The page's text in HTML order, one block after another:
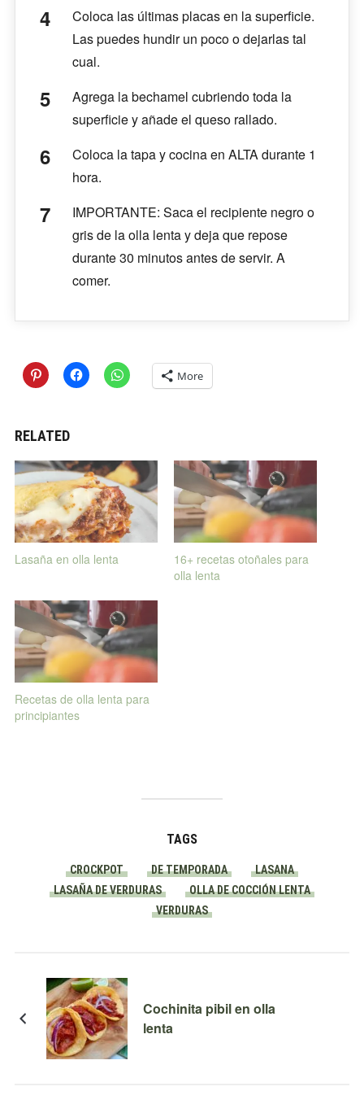
Coloca las últimas placas en la superficie.
Las puedes hundir un poco o dejarlas tal
cual.
Agrega la bechamel cubriendo toda la
superficie y añade el queso rallado.
Coloca la tapa y cocina en ALTA durante 1
hora.
IMPORTANTE: Saca el recipiente negro o
gris de la olla lenta y deja que repose
durante 30 minutos antes de servir. A
comer.
More
RELATED
Lasaña en olla lenta
16+ recetas otoñales para
olla lenta
Recetas de olla lenta para
principiantes
TAGS
CROCKPOT DE TEMPORADA
LASANA
LASAÑA DE VERDURAS
OLLA DE COCCIÓN LENTA
VERDURAS
Cochinita pibil en olla
lenta